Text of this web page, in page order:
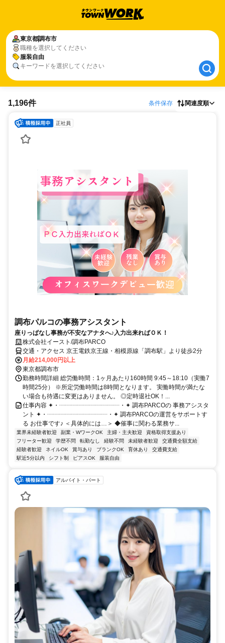
東京都調布市
職種を選択してください
服装自由
キーワードを選択してください
東京都調布市
服装自由
1,196件 条件保存 関連度順
正社員
調布パルコの事務アシスタント
座りっぱなし事務が不安なアナタへ♪入力出来ればＯＫ！
株式会社イースト/調布PARCO
交通・アクセス 京王電鉄京王線・相模原線「調布駅」より徒歩2分
月給214,000円以上
東京都調布市
勤務時間詳細 総労働時間：1ヶ月あたり160時間 9:45～18:10（実働7
時間25分） ※所定労働時間は8時間となります。 実働時間が満たな
い場合も待遇に変更はありません。 ◎定時退社OK！...
仕事内容 ✦・┈┈┈┈┈┈┈┈┈┈・✦ 調布PARCOの 事務アシスタ
ント ✦・┈┈┈┈┈┈┈┈┈┈・✦ 調布PARCOの運営をサポートす
る お仕事です♪ ＜具体的には…＞ ◆催事に関わる業務サ...
業界未経験者歓迎 副業・WワークOK 主婦・主夫歓迎
資格取得支援あり
フリーター歓迎
学歴不問 転勤なし 経験不問 未経験者歓迎
交通費全額支給
経験者歓迎
ネイルOK 賞与あり ブランクOK 育休あり
交通費支給
駅近5分以内
シフト制 ピアスOK 服装自由
アルバイト・パート